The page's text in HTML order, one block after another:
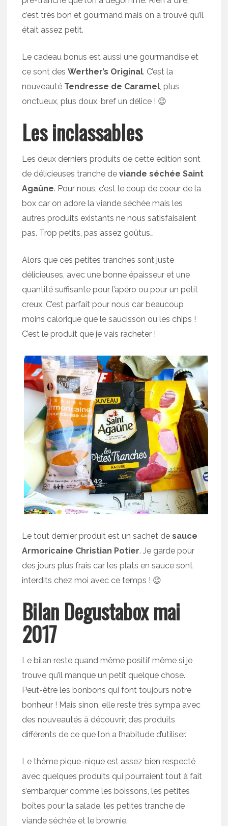
c’est très bon et gourmand mais on a trouvé qu’il
était assez petit.
Le cadeau bonus est aussi une gourmandise et
ce sont desWerther’s Original. C’est la
nouveauté Tendresse de Caramel , plus
onctueux, plus doux, bref un délice ! 😉
Les inclassables
Les deux derniers produits de cette édition sont
de délicieuses tranche deviande séchée Saint
Agaûne. Pour nous, c’est le coup de coeur de la
box car on adore la viande séchée mais les
autres produits existants ne nous satisfaisaient
pas. Trop petits, pas assez goûtus…
Alors que ces petites tranches sont juste
délicieuses, avec une bonne épaisseur et une
quantité suffisante pour l’apéro ou pour un petit
creux. C’est parfait pour nous car beaucoup
moins calorique que le saucisson ou les chips !
C’est le produit que je vais racheter !
Le tout dernier produit est un sachet desauce
Armoricaine Christian Potier. Je garde pour
des jours plus frais car les plats en sauce sont
interdits chez moi avec ce temps ! 😉
Bilan Degustabox mai
2017
Le bilan reste quand même positif même si je
trouve qu’il manque un petit quelque chose.
Peut-être les bonbons qui font toujours notre
bonheur ! Mais sinon, elle reste très sympa avec
des nouveautés à découvrir, des produits
différents de ce que l’on a l’habitude d’utiliser.
Le thème pique-nique est assez bien respecté
avec quelques produits qui pourraient tout à fait
s’embarquer comme les boissons, les petites
boîtes pour la salade, les petites tranche de
viande séchée et le brownie.